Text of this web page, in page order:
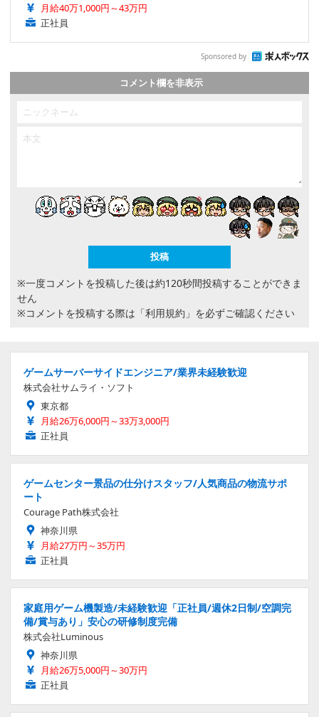
月給40万1,000円～43万円
正社員
Sponsored by
コメント欄を非表示
※一度コメントを投稿した後は約120秒間投稿することができま
せん
※コメントを投稿する際は 「利用規約」 を必ずご確認ください
ゲームサーバーサイドエンジニア/業界未経験歓迎
株式会社サムライ・ソフト
東京都
月給26万6,000円～33万3,000円
正社員
ゲームセンター景品の仕分けスタッフ/人気商品の物流サポ
ート
Courage Path株式会社
神奈川県
月給27万円～35万円
正社員
家庭用ゲーム機製造/未経験歓迎「正社員/週休2日制/空調完
備/賞与あり」安心の研修制度完備
株式会社Luminous
神奈川県
月給26万5,000円～30万円
正社員